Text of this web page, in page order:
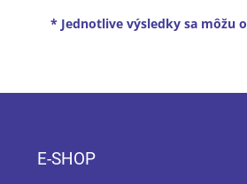
* Jednotlive výsledky sa môžu
E-SHOP